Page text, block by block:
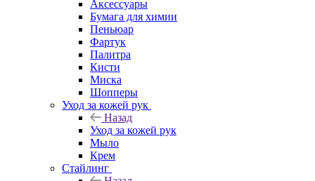
Аксессуары
Бумага для химии
Пеньюар
Фартук
Палитра
Кисти
Миска
Шопперы
Уход за кожей рук
Назад
Уход за кожей рук
Мыло
Крем
Стайлинг